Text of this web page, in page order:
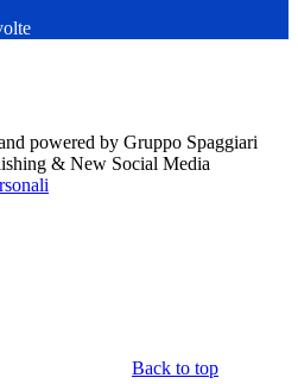
powered by Gruppo Spaggiari
& New Social Media
Back to top